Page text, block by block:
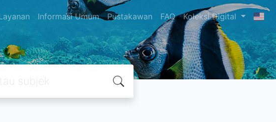
Informasi Umum Pustakawan FAQ Koleksi Digital